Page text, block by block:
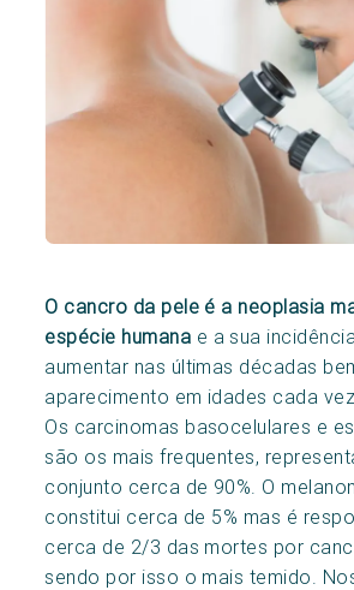
O cancro da pele é a neoplasia
espécie humana e a sua
aumentar nas últimas décadas
aparecimento em idades cada
Os carcinomas basocelulares e
são os mais frequentes,
conjunto cerca de 90%. O
constitui cerca de 5% mas é
cerca de 2/3 das mortes por
sendo por isso o mais temido.